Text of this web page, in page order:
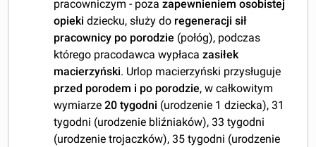
pracowniczym - pozazapewnieniem osobistej
opieki dziecku, służy do regeneracji sił
pracownicy po porodzie (połóg), podczas
którego pracodawca wypłacazasiłek
macierzyński. Urlop macierzyński przysługuje
przed porodem i po porodzie, w całkowitym
wymiarze20 tygodni (urodzenie 1 dziecka), 31
tygodni (urodzenie bliźniaków), 33 tygodni
(urodzenie trojaczków), 35 tygodni (urodzenie